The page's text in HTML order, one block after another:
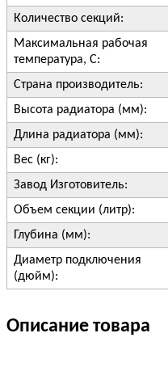
Количество секций:
Максимальная рабочая
температура, С:
Страна производитель:
Высота радиатора (мм):
Длина радиатора (мм):
Вес (кг):
Завод Изготовитель:
Объем секции (литр):
Глубина (мм):
Диаметр подключения
(дюйм):
Описание товара